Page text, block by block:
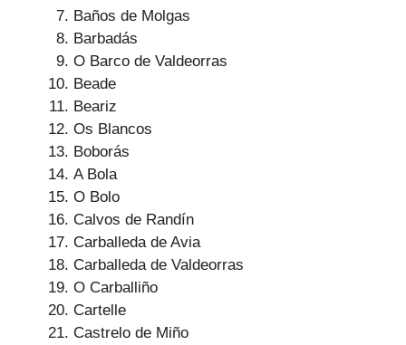
Baños de Molgas
Barbadás
O Barco de Valdeorras
Beade
Beariz
Os Blancos
Boborás
A Bola
O Bolo
Calvos de Randín
Carballeda de Avia
Carballeda de Valdeorras
O Carballiño
Cartelle
Castrelo de Miño